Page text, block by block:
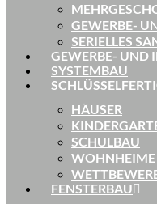
GEWERBE-
SERIELLES
GEWERBE- UND
SYSTEMBAU
HÄUSER
SCHULBAU
WOHNHEIME
FENSTERBAU